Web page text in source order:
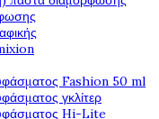
Fashion 50 ml
γκλίτερ
Hi-Lite